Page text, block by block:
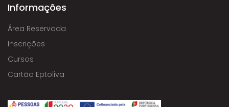
Informações
Área Reservada
Inscrições
Cursos
Cartão Eptoliva